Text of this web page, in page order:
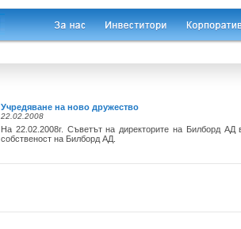
Учредяване на ново дружество
22.02.2008
На 22.02.2008г. Съветът на директорите на Билборд
собственост на Билборд АД.